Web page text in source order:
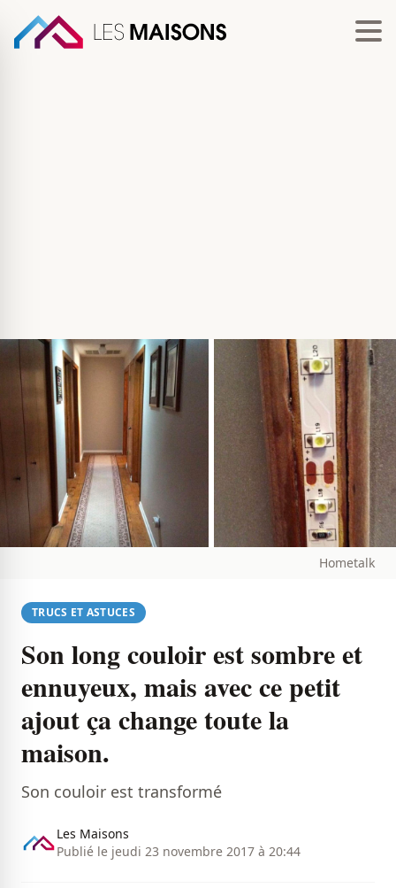
Hometalk
TRUCS ET ASTUCES
Son long couloir est sombre et
ennuyeux, mais avec ce petit
ajout ça change toute la
maison.
Son couloir est transformé
Les Maisons
Publié le jeudi 23 novembre 2017 à 20:44